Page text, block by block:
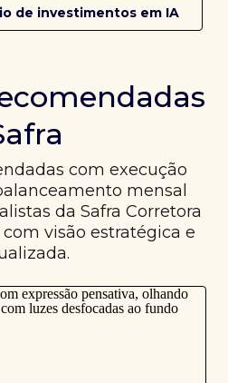
de investimentos em IA
com execução
mensal
da Safra Corretora
visão estratégica e